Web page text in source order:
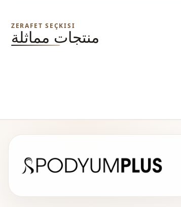
ZERAFET SEÇKISI
منتجات مماثلة